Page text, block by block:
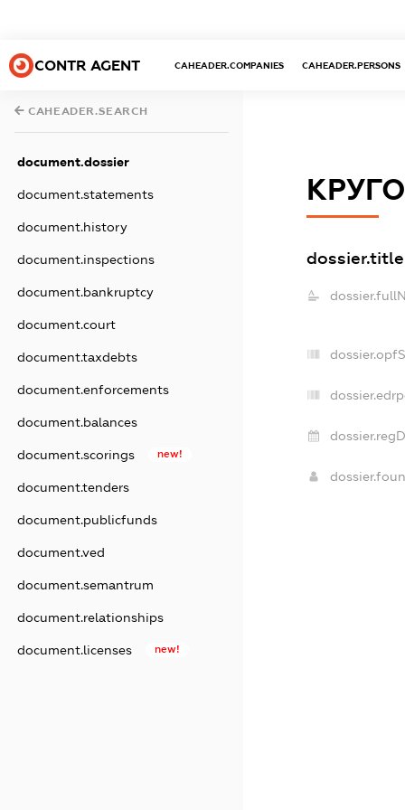
CONTR AGENT CAHEADER.COMPANIES CAHEADER.PERSONS
CAHEADER.SEARCH
document.dossier
document.statements
document.history
document.inspections
document.bankruptcy
document.court
document.taxdebts
document.enforcements
document.balances
document.scorings new!
document.tenders
document.publicfunds
document.ved
document.semantrum
document.relationships
document.licenses new!
dossier.title